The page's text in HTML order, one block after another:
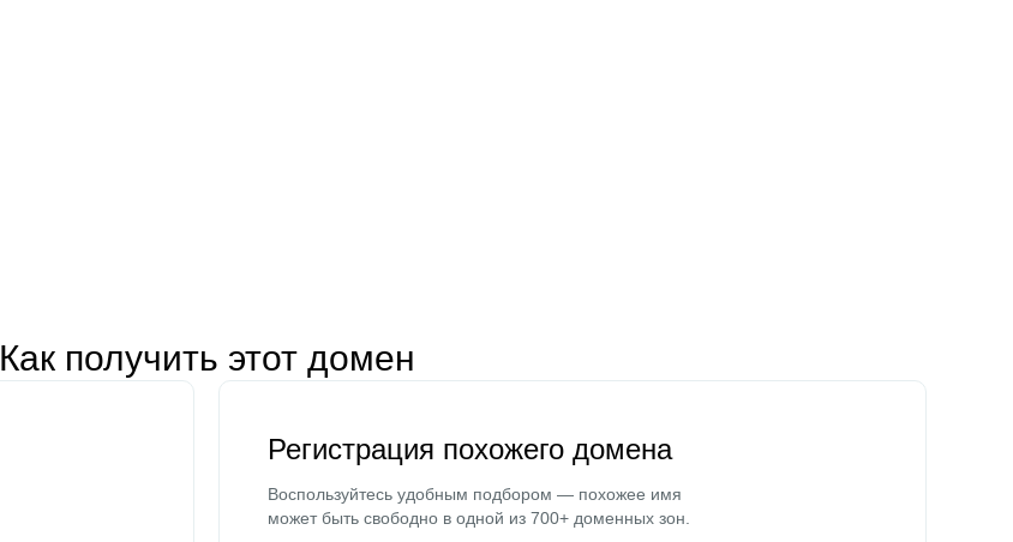
Как получить этот домен
Регистрация похожего домена
Воспользуйтесь удобным подбором — похожее имя
может быть свободно в одной из 700+ доменных зон.